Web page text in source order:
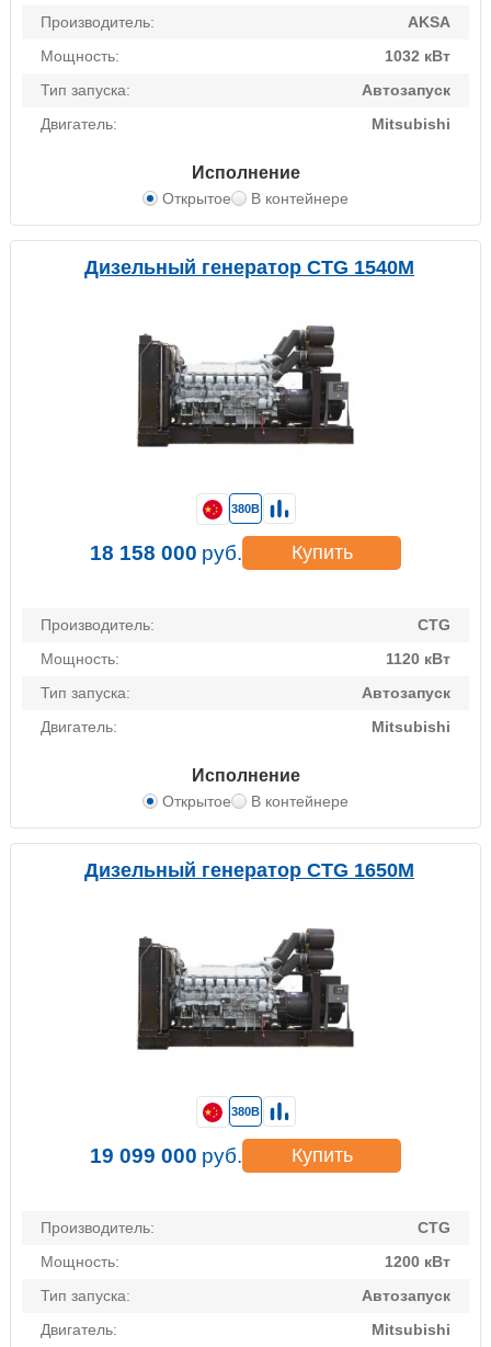
Производитель:
AKSA
Мощность:
1032 кВт
Тип запуска:
Автозапуск
Двигатель:
Mitsubishi
Исполнение
Открытое В контейнере
Дизельный генератор CTG 1540M
Производитель:
CTG
Мощность:
1120 кВт
Тип запуска:
Автозапуск
Двигатель:
Mitsubishi
Исполнение
Открытое В контейнере
380В
18 158 000 руб. Купить
Дизельный генератор CTG 1650M
Производитель:
CTG
Мощность:
1200 кВт
Тип запуска:
Автозапуск
Двигатель:
Mitsubishi
380В
19 099 000 руб. Купить